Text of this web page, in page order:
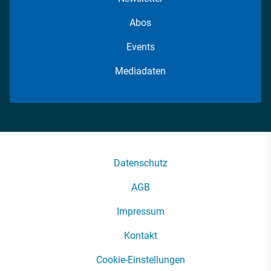
Abos
Events
Mediadaten
Datenschutz
AGB
Impressum
Kontakt
Cookie-Einstellungen